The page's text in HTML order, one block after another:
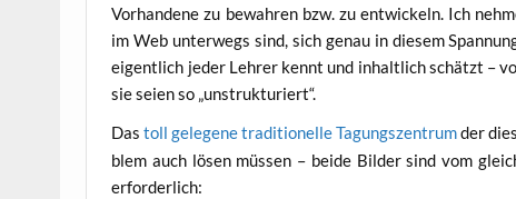
Vor­han­de­ne zu bewah­ren bzw. zu ent­wi­ckeln. Ich
im Web unter­wegs sind, sich genau in die­sem
eigent­lich jeder Leh­rer kennt und inhalt­lich schätzt –
sie sei­en so „unstruk­tu­riert“.
Dastoll gele­ge­ne tra­di­tio­nel­le Tagungs­zen­trumder
blem auch lösen müs­sen – bei­de Bil­der sind vom
erforderlich: